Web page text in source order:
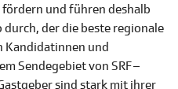
und führen deshalb
der die beste regionale
Kandidatinnen und
Sendegebiet von SRF –
sind stark mit ihrer